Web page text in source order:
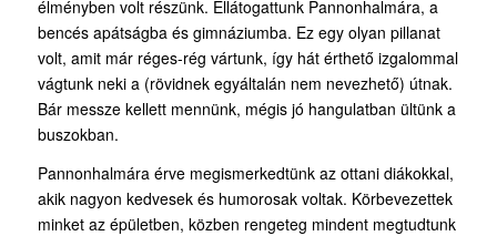
élményben volt részünk. Ellátogattunk Pannonhalmára, a
bencés apátságba és gimnáziumba. Ez egy olyan pillanat
volt, amit már réges-rég vártunk, így hát érthető izgalommal
vágtunk neki a (rövidnek egyáltalán nem nevezhető) útnak.
Bár messze kellett mennünk, mégis jó hangulatban ültünk a
buszokban.
Pannonhalmára érve megismerkedtünk az ottani diákokkal,
akik nagyon kedvesek és humorosak voltak. Körbevezettek
minket az épületben, közben rengeteg mindent megtudtunk